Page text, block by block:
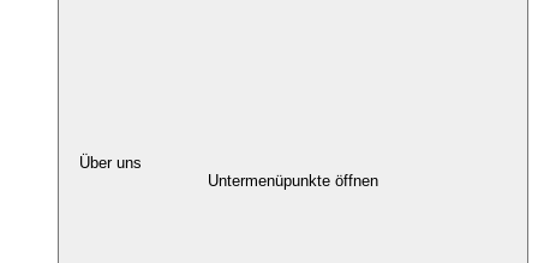
Über uns
Untermenüpunkte öffnen